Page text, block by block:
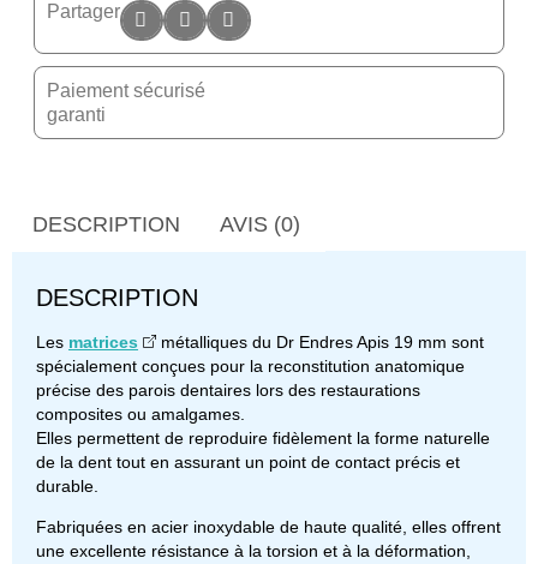
Partager
Paiement sécurisé
garanti
DESCRIPTION AVIS (0)
DESCRIPTION
Les matrices
métalliques du Dr Endres Apis 19 mm sont
spécialement conçues pour la reconstitution anatomique
précise des parois dentaires lors des restaurations
composites ou amalgames.
Elles permettent de reproduire fidèlement la forme naturelle
de la dent tout en assurant un point de contact précis et
durable.
Fabriquées en acier inoxydable de haute qualité, elles offrent
une excellente résistance à la torsion et à la déformation,